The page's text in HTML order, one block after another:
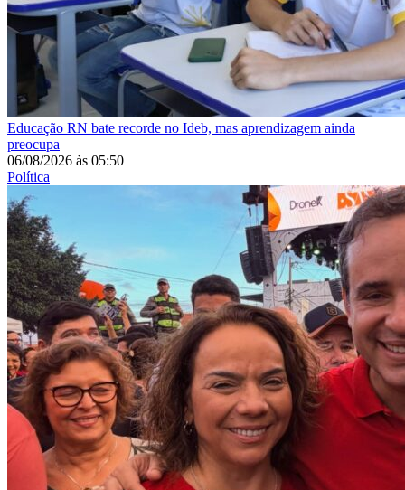
Educação RN bate recorde no Ideb, mas aprendizagem ainda
preocupa
06/08/2026 às 05:50
Política